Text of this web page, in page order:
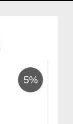
5%